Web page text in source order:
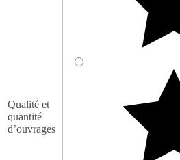
Qualité et
quantité
d’ouvrages